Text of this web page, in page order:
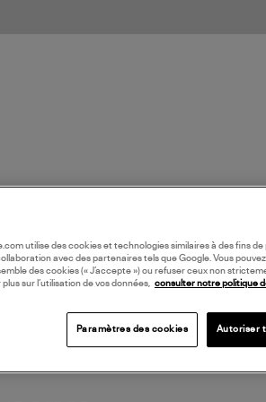
utilise des cookies et technologies similaires à des fins
avec des partenaires tels que Google. Vous
des cookies (« J’accepte ») ou refuser ceux non
plus sur l’utilisation de vos données, consulter notre politique
Paramètres des cookies Autoriser